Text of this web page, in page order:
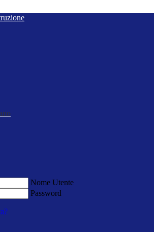
Nome Utente
Password